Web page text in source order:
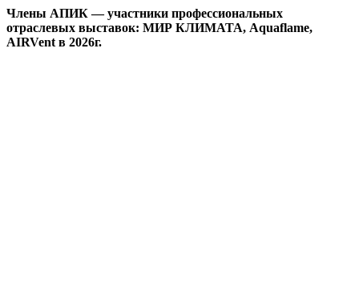
Члены АПИК — участники профессиональных
отраслевых выставок: МИР КЛИМАТА, Aquaflame,
AIRVent в 2026г.